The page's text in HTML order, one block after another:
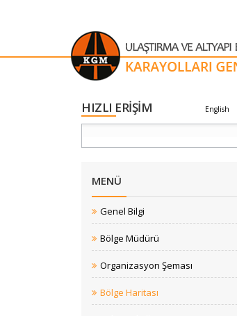
HIZLI ERİŞİM English
MENÜ
Genel Bilgi
Bölge Müdürü
Organizasyon Şeması
Bölge Haritası